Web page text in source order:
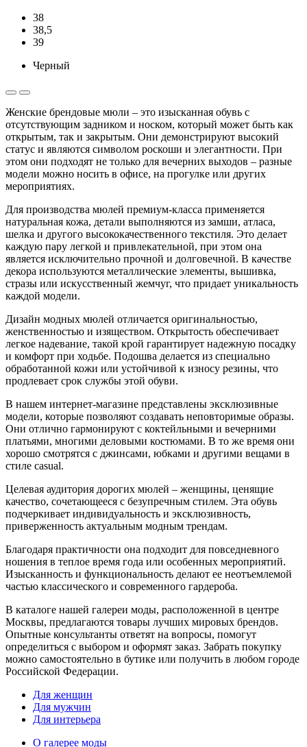
38
38,5
39
Черный
Женские брендовые мюли – это изысканная обувь с
отсутствующим задником и носком, который может быть как
открытым, так и закрытым. Они демонстрируют высокий
статус и являются символом роскоши и элегантности. При
этом они подходят не только для вечерних выходов – разные
модели можно носить в офисе, на прогулке или других
мероприятиях.
Для производства мюлей премиум-класса применяется
натуральная кожа, детали выполняются из замши, атласа,
шелка и другого высококачественного текстиля. Это делает
каждую пару легкой и привлекательной, при этом она
является исключительно прочной и долговечной. В качестве
декора используются металлические элементы, вышивка,
стразы или искусственный жемчуг, что придает уникальность
каждой модели.
Дизайн модных мюлей отличается оригинальностью,
женственностью и изяществом. Открытость обеспечивает
легкое надевание, такой крой гарантирует надежную посадку
и комфорт при ходьбе. Подошва делается из специально
обработанной кожи или устойчивой к износу резины, что
продлевает срок службы этой обуви.
В нашем интернет-магазине представлены эксклюзивные
модели, которые позволяют создавать неповторимые образы.
Они отлично гармонируют с коктейльными и вечерними
платьями, многими деловыми костюмами. В то же время они
хорошо смотрятся с джинсами, юбками и другими вещами в
стиле casual.
Целевая аудитория дорогих мюлей – женщины, ценящие
качество, сочетающееся с безупречным стилем. Эта обувь
подчеркивает индивидуальность и эксклюзивность,
приверженность актуальным модным трендам.
Благодаря практичности она подходит для повседневного
ношения в теплое время года или особенных мероприятий.
Изысканность и функциональность делают ее неотъемлемой
частью классического и современного гардероба.
В каталоге нашей галереи моды, расположенной в центре
Москвы, предлагаются товары лучших мировых брендов.
Опытные консультанты ответят на вопросы, помогут
определиться с выбором и оформят заказ. Забрать покупку
можно самостоятельно в бутике или получить в любом городе
Российской Федерации.
Для женщин
Для мужчин
Для интерьера
О галерее моды